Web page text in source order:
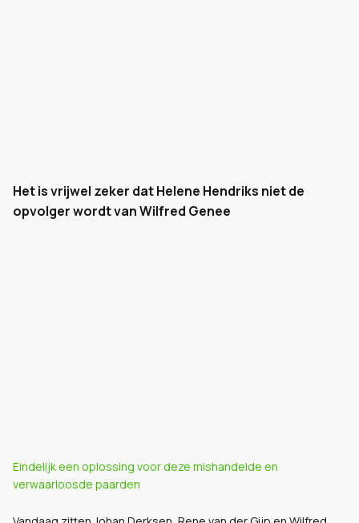
Het is vrijwel zeker dat Helene Hendriks niet de
opvolger wordt van Wilfred Genee
Eindelijk een oplossing voor deze mishandelde en
verwaarloosde paarden